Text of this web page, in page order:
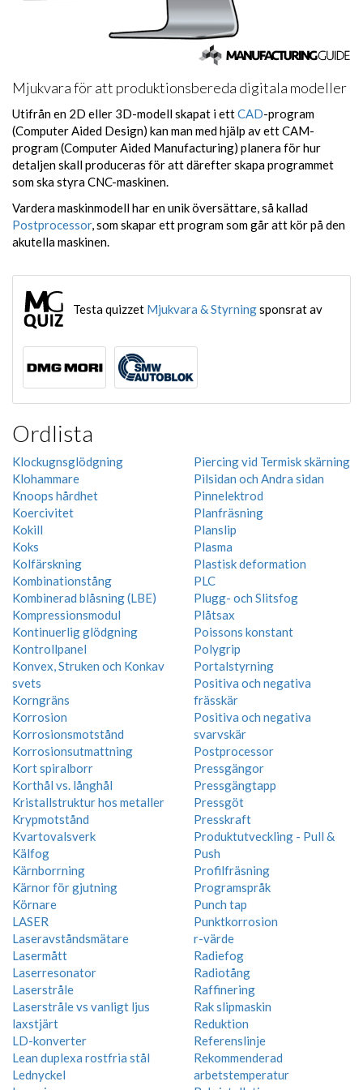
Mjukvara för att produktionsbereda digitala modeller
Utifrån en 2D eller 3D-modell skapat i ettCAD-program
(Computer Aided Design) kan man med hjälp av ett CAM-
program (Computer Aided Manufacturing) planera för hur
detaljen skall produceras för att därefter skapa programmet
som ska styra CNC-maskinen.
Vardera maskinmodell har en unik översättare, så kallad
Postprocessor, som skapar ett program som går att kör på den
akutella maskinen.
Testa quizzet Mjukvara & Styrningsponsrat av
Ordlista
Klockugnsglödgning
Klohammare
Knoops hårdhet
Koercivitet
Kokill
Koks
Kolfärskning
Kombinationstång
Kombinerad blåsning (LBE)
Kompressionsmodul
Kontinuerlig glödgning
Kontrollpanel
Konvex, Struken och Konkav
svets
Korngräns
Korrosion
Korrosionsmotstånd
Korrosionsutmattning
Kort spiralborr
Korthål vs. långhål
Kristallstruktur hos metaller
Krypmotstånd
Kvartovalsverk
Kälfog
Kärnborrning
Kärnor för gjutning
Körnare
LASER
Laseravståndsmätare
Lasermått
Laserresonator
Laserstråle
Laserstråle vs vanligt ljus
laxstjärt
LD-konverter
Lean duplexa rostfria stål
Lednyckel
Piercing vid Termisk skärning
Pilsidan och Andra sidan
Pinnelektrod
Planfräsning
Planslip
Plasma
Plastisk deformation
PLC
Plugg- och Slitsfog
Plåtsax
Poissons konstant
Polygrip
Portalstyrning
Positiva och negativa
frässkär
Positiva och negativa
svarvskär
Postprocessor
Pressgängor
Pressgängtapp
Pressgöt
Presskraft
Produktutveckling - Pull &
Push
Profilfräsning
Programspråk
Punch tap
Punktkorrosion
r-värde
Radiefog
Radiotång
Raffinering
Rak slipmaskin
Reduktion
Referenslinje
Rekommenderad
arbetstemperatur